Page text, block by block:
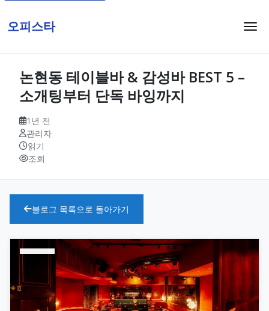
오피스타
논현동 테이블바 & 감성바 BEST 5 –
소개팅부터 단독 바잉까지
1년 전
관리자
읽기
조회
블로그 목록으로 돌아가기